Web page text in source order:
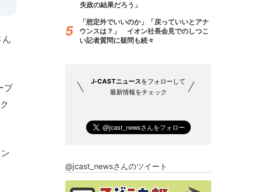
ん
ブ
失政の結果だろう」
「想定外でいいのか」「戻っていいとアナ
ウンスは？」 イオン社長会見でのしつこ
い記者質問に疑問も続々
J-CASTニュースをフォローして
最新情報をチェック
@jcast_newsさんのツイート